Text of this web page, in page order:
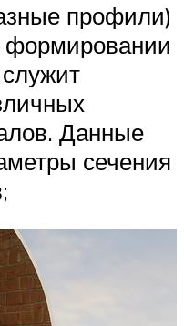
профили)
формировании
Данные
сечения